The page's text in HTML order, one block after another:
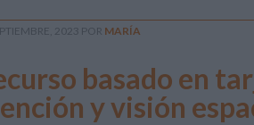
2023 POR MARÍA
basado en
y visión